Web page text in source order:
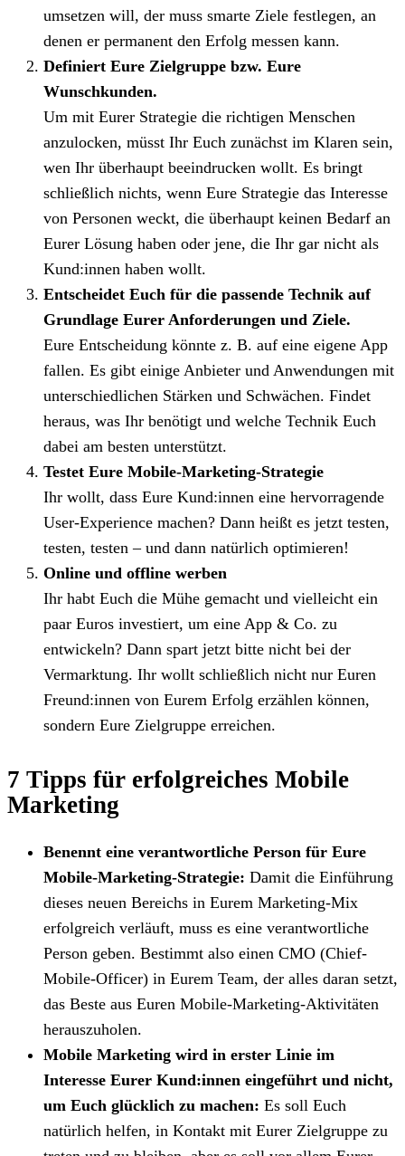
umsetzen will, der muss smarte Ziele festlegen, an
denen er permanent den Erfolg messen kann.
Definiert Eure Zielgruppe bzw. Eure
Wunschkunden.
⁠Um mit Eurer Strategie die richtigen Menschen
anzulocken, müsst Ihr Euch zunächst im Klaren sein,
wen Ihr überhaupt beeindrucken wollt. Es bringt
schließlich nichts, wenn Eure Strategie das Interesse
von Personen weckt, die überhaupt keinen Bedarf an
Eurer Lösung haben oder jene, die Ihr gar nicht als
Kund:innen haben wollt.
Entscheidet Euch für die passende Technik auf
Grundlage Eurer Anforderungen und Ziele.
⁠Eure Entscheidung könnte z. B. auf eine eigene App
fallen. Es gibt einige Anbieter und Anwendungen mit
unterschiedlichen Stärken und Schwächen. Findet
heraus, was Ihr benötigt und welche Technik Euch
dabei am besten unterstützt.
Testet Eure Mobile-Marketing-Strategie
⁠Ihr wollt, dass Eure Kund:innen eine hervorragende
User-Experience machen? Dann heißt es jetzt testen,
testen, testen – und dann natürlich optimieren!
Online und offline werben
⁠Ihr habt Euch die Mühe gemacht und vielleicht ein
paar Euros investiert, um eine App & Co. zu
entwickeln? Dann spart jetzt bitte nicht bei der
Vermarktung. Ihr wollt schließlich nicht nur Euren
Freund:innen von Eurem Erfolg erzählen können,
sondern Eure Zielgruppe erreichen.
7 Tipps für erfolgreiches Mobile
Marketing
Benennt eine verantwortliche Person für Eure
Mobile-Marketing-Strategie: Damit die Einführung
dieses neuen Bereichs in Eurem Marketing-Mix
erfolgreich verläuft, muss es eine verantwortliche
Person geben. Bestimmt also einen CMO (Chief-
Mobile-Officer) in Eurem Team, der alles daran setzt,
das Beste aus Euren Mobile-Marketing-Aktivitäten
herauszuholen.
Mobile Marketing wird in erster Linie im
Interesse Eurer Kund:innen eingeführt und nicht,
um Euch glücklich zu machen: Es soll Euch
natürlich helfen, in Kontakt mit Eurer Zielgruppe zu